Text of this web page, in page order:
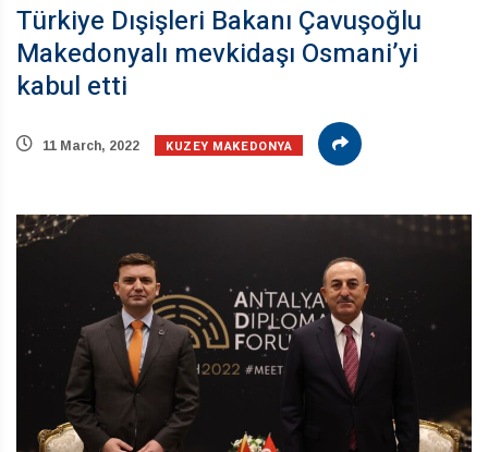
Türkiye Dışişleri Bakanı Çavuşoğlu
Makedonyalı mevkidaşı Osmani’yi
kabul etti
11 March, 2022 KUZEY MAKEDONYA